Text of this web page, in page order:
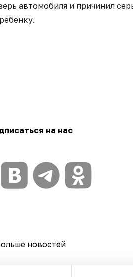
автомобиля и причинил
на нас
новостей